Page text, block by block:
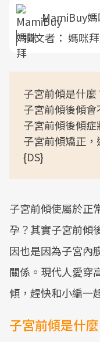
MamiBuy
撰文者： 媽咪
子宮前傾是什
子宮前傾後傾
子宮前傾後傾
子宮前傾矯正，
{DS}
子宮前傾使屬於正
孕？其實子宮前傾
因也是因為子宮內
關係。現代人愛穿
傾，趕快和小編一
子宮前傾是什